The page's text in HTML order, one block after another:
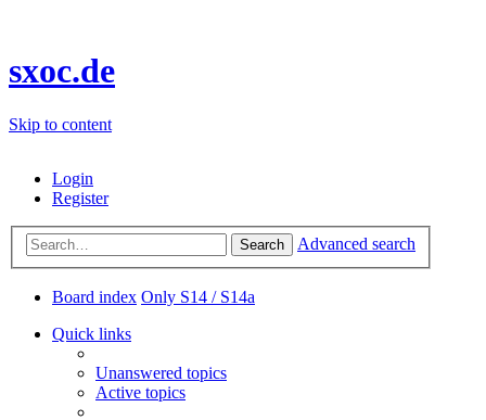
sxoc.de
Skip to content
Login
Register
Search Advanced search
Board index Only S14 / S14a
Quick links
Unanswered topics
Active topics